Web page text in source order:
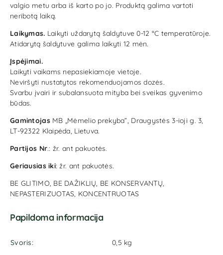
valgio metu arba iš karto po jo. Produktą galima vartoti
neribotą laiką.
Laikymas. Laikyti uždarytą šaldytuve 0-12 °C temperatūroje.
Atidarytą šaldytuve galima laikyti 12 mėn.
Įspėjimai.
Laikyti vaikams nepasiekiamoje vietoje.
Neviršyti nustatytos rekomenduojamos dozės.
Svarbu įvairi ir subalansuota mityba bei sveikas gyvenimo
būdas.
GamintojasMB „Mėmelio prekyba”, Draugystės 3-ioji g. 3,
LT-92322 Klaipėda, Lietuva.
Partijos Nr.: žr. ant pakuotės.
Geriausias iki: žr. ant pakuotės.
BE GLITIMO, BE DAŽIKLIŲ, BE KONSERVANTŲ,
NEPASTERIZUOTAS, KONCENTRUOTAS
Papildoma informacija
Svoris 0,5 kg